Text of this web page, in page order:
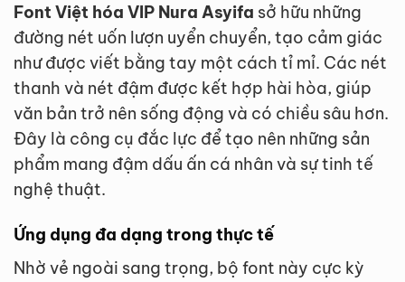
Font Việt hóa VIP Nura Asyifa sở hữu những
đường nét uốn lượn uyển chuyển, tạo cảm giác
như được viết bằng tay một cách tỉ mỉ. Các nét
thanh và nét đậm được kết hợp hài hòa, giúp
văn bản trở nên sống động và có chiều sâu hơn.
Đây là công cụ đắc lực để tạo nên những sản
phẩm mang đậm dấu ấn cá nhân và sự tinh tế
nghệ thuật.
Ứng dụng đa dạng trong thực tế
Nhờ vẻ ngoài sang trọng, bộ font này cực kỳ